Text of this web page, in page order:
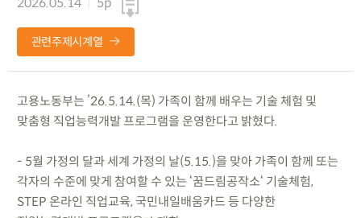
관련주제시계열
고용노동부는 ’26.5.14.(목) 가족이 함께 배우는 기술 체험 및
맞춤형 직업능력개발 프로그램을 운영한다고 밝혔다.
- 5월 가정의 달과 세계 가정의 날(5.15.)을 맞아 가족이 함께 또는
각자의 수준에 맞게 참여할 수 있는 ‘꿈드림공작소‘ 기술체험,
STEP 온라인 직업교육, 국민내일배움카드 등 다양한